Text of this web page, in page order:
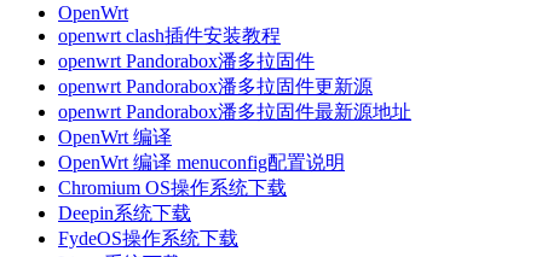
OpenWrt
openwrt clash插件安装教程
openwrt Pandorabox潘多拉固件
openwrt Pandorabox潘多拉固件更新源
openwrt Pandorabox潘多拉固件最新源地址
OpenWrt 编译
OpenWrt 编译 menuconfig配置说明
Chromium OS操作系统下载
Deepin系统下载
FydeOS操作系统下载